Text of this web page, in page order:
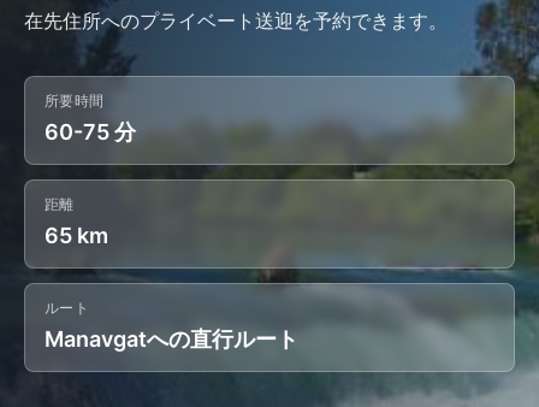
在先住所へのプライベート送迎を予約できます。
所要時間
60-75 分
距離
65 km
ルート
Manavgatへの直行ルート